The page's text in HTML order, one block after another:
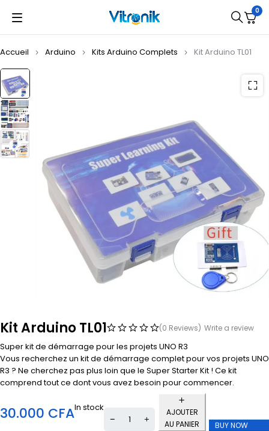
0
Accueil Arduino Kits Arduino Complets Kit Arduino TL01
Kit Arduino TL01 (0 Reviews) Write a review
Super kit de démarrage pour les projets UNO R3
Vous recherchez un kit de démarrage complet pour vos projets UNO
R3 ? Ne cherchez pas plus loin que le Super Starter Kit ! Ce kit
comprend tout ce dont vous avez besoin pour commencer.
30.000 CFAIn stock
AJOUTER
AU PANIER
BUY NOW